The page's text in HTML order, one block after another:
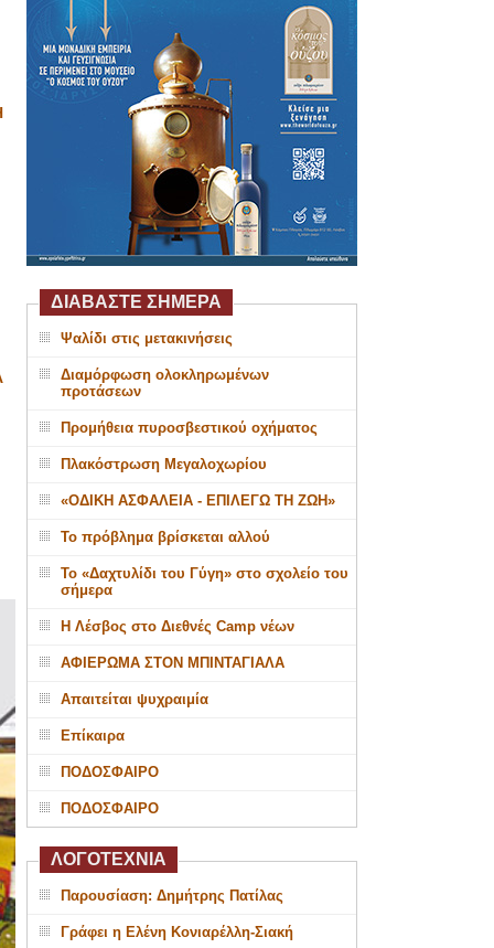
ΔΙΑΒΑΣΤΕ ΣΗΜΕΡΑ
Ψαλίδι στις μετακινήσεις
Διαμόρφωση ολοκληρωμένων
προτάσεων
Προμήθεια πυροσβεστικού οχήματος
Πλακόστρωση Μεγαλοχωρίου
«ΟΔΙΚΗ ΑΣΦΑΛΕΙΑ - ΕΠΙΛΕΓΩ ΤΗ ΖΩΗ»
Το πρόβλημα βρίσκεται αλλού
Το «Δαχτυλίδι του Γύγη» στο σχολείο του
σήμερα
Η Λέσβος στο Διεθνές Camp νέων
ΑΦΙΕΡΩΜΑ ΣΤΟΝ ΜΠΙΝΤΑΓΙΑΛΑ
Απαιτείται ψυχραιμία
Επίκαιρα
ΠΟΔΟΣΦΑΙΡΟ
ΠΟΔΟΣΦΑΙΡΟ
ΛΟΓΟΤΕΧΝΙΑ
Παρουσίαση: Δημήτρης Πατίλας
Γράφει η Ελένη Κονιαρέλλη-Σιακή